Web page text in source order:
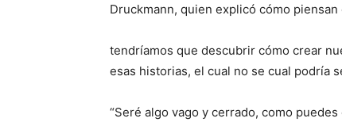
Druckmann, quien explicó cómo piensan
tendríamos que descubrir cómo crear
esas historias, el cual no se cual podría
“Seré algo vago y cerrado, como